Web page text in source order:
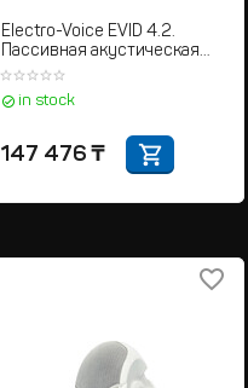
Electro-Voice EVID 4.2.
Пассивная акустическая
система
in stock
147 476 ₸